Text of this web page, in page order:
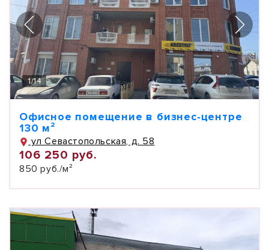
1/14
Офисное помещение в бизнес-центре
130 м²
ул Севастопольская, д. 58
106 250 руб.
850 руб./м²